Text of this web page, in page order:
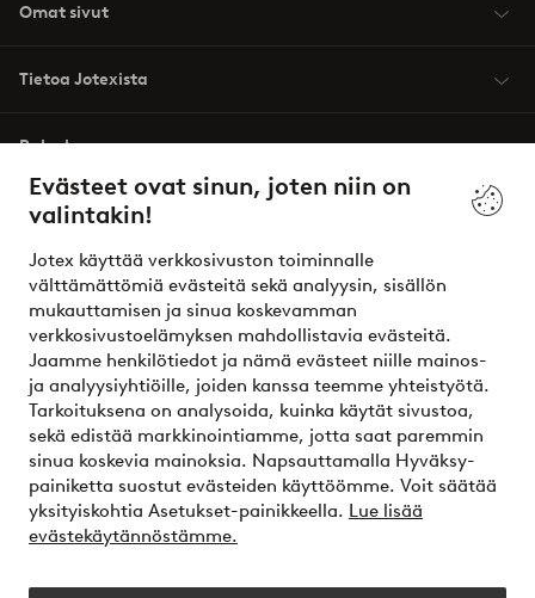
Evästeet ovat sinun, joten niin on
valintakin!
Jotex käyttää verkkosivuston toiminnalle
välttämättömiä evästeitä sekä analyysin, sisällön
mukauttamisen ja sinua koskevamman
verkkosivustoelämyksen mahdollistavia evästeitä.
Jaamme henkilötiedot ja nämä evästeet niille mainos-
ja analyysiyhtiöille, joiden kanssa teemme yhteistyötä.
Tarkoituksena on analysoida, kuinka käytät sivustoa,
sekä edistää markkinointiamme, jotta saat paremmin
sinua koskevia mainoksia. Napsauttamalla Hyväksy-
painiketta suostut evästeiden käyttöömme. Voit säätää
yksityiskohtia Asetukset-painikkeella. Lue lisää
evästekäytännöstämme.
Omat sivut
Tietoa Jotexista
Palvelumme
Ehdot
Ystävät
Turvalliset maksut – maksa nyt tai erissä
Haluatko tietää lisää maksuvaihtoehdoistamme?
elpy